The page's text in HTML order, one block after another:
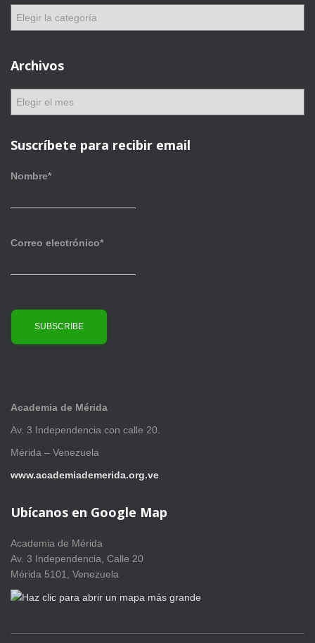
g
o
s
Archivos
h
v
Suscríbete para recibir email
Nombre*
Correo electrónico*
Academia de Mérida
Av. 3 Independencia con calle 20.
Mérida – Venezuela
www.academiademerida.org.ve
Ubícanos en Google Map
Academia de Mérida
Av. 3 Independencia, Calle 20
Mérida 5101, Venezuela